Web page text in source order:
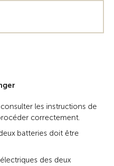
les instructions de
correctement.
batteries doit être
des deux